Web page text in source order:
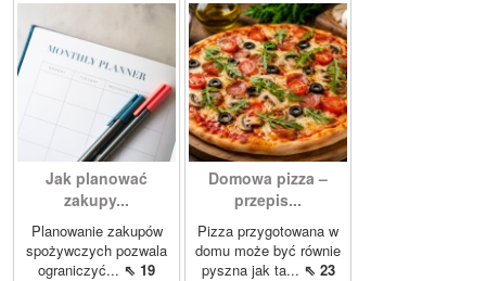
Jak planować
zakupy...
Planowanie zakupów
spożywczych pozwala
ograniczyć... ⇖ 19
Domowa pizza –
przepis...
Pizza przygotowana w
domu może być równie
pyszna jak ta... ⇖ 23